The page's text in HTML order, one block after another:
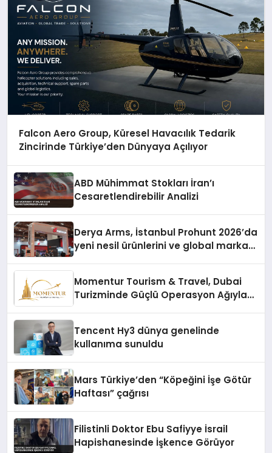
Falcon Aero Group, Küresel Havacılık Tedarik
Zincirinde Türkiye’den Dünyaya Açılıyor
ABD Mühimmat Stokları İran’ı
Cesaretlendirebilir Analizi
Derya Arms, İstanbul Prohunt 2026’da
yeni nesil ürünlerini ve global marka
Momentur Tourism & Travel, Dubai
Turizminde Güçlü Operasyon Ağıyla
Tencent Hy3 dünya genelinde
kullanıma sunuldu
Mars Türkiye’den “Köpeğini İşe Götür
Haftası” çağrısı
Filistinli Doktor Ebu Safiyye İsrail
Hapishanesinde İşkence Görüyor